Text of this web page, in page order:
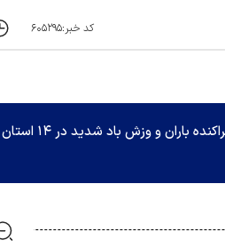
کد خبر:۶۰۵۲۹۵